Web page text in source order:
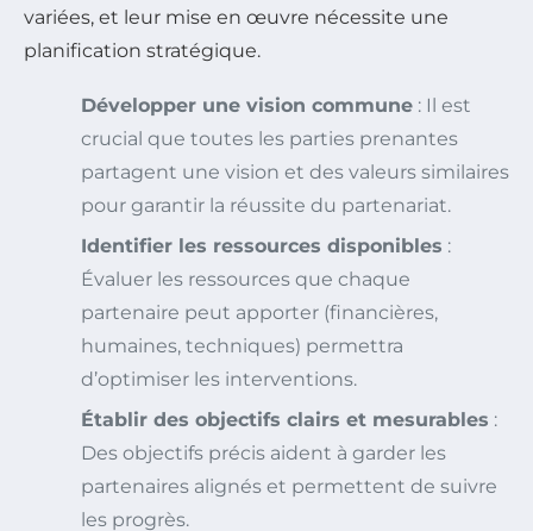
variées, et leur mise en œuvre nécessite une
planification stratégique.
Développer une vision commune : Il est
crucial que toutes les parties prenantes
partagent une vision et des valeurs similaires
pour garantir la réussite du partenariat.
Identifier les ressources disponibles :
Évaluer les ressources que chaque
partenaire peut apporter (financières,
humaines, techniques) permettra
d’optimiser les interventions.
Établir des objectifs clairs et mesurables :
Des objectifs précis aident à garder les
partenaires alignés et permettent de suivre
les progrès.